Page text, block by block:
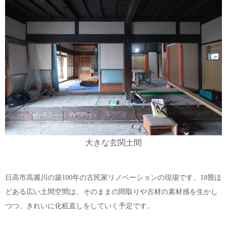
大きな玄関土間
日高市高麗川の築100年の古民家リノベーションの現場です。18畳ほ
どある広い土間空間は、そのままの間取りや古材の素材感を生かし
つつ、きれいに化粧直しをしていく予定です。